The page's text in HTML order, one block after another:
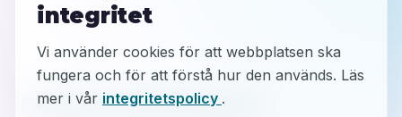
DIN LOKALA PARTNER I GNESTA
integritet
Vi använder cookies för att webbplatsen ska
fungera och för att förstå hur den används. Läs
mer i vår integritetspolicy .